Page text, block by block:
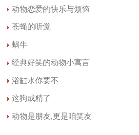
动物恋爱的快乐与烦恼
苍蝇的听觉
蜗牛
经典好笑的动物小寓言
浴缸水你要不
这狗成精了
动物是朋友,更是咱笑友